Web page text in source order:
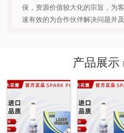
保，资源价值较大化的宗旨，为
速有效的为合作伙伴解决问题并
用户提供可靠的产品、优良的服
临，指导，洽谈，合作。...查看
产品展示